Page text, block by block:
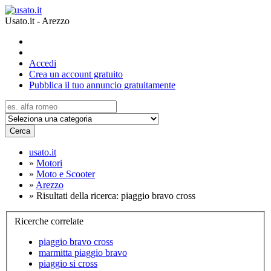
Usato.it - Arezzo
Accedi
Crea un account gratuito
Pubblica il tuo annuncio gratuitamente
Cerca
usato.it
» Motori
» Moto e Scooter
» Arezzo
» Risultati della ricerca: piaggio bravo cross
Ricerche correlate
piaggio bravo cross
marmitta piaggio bravo
piaggio si cross